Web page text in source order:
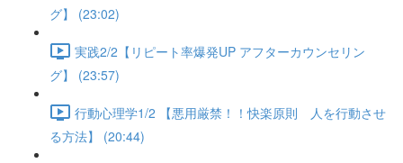
グ】 (23:02)
実践2/2【リピート率爆発UP アフターカウンセリン
グ】 (23:57)
行動心理学1/2 【悪用厳禁！！快楽原則 人を行動させ
る方法】 (20:44)